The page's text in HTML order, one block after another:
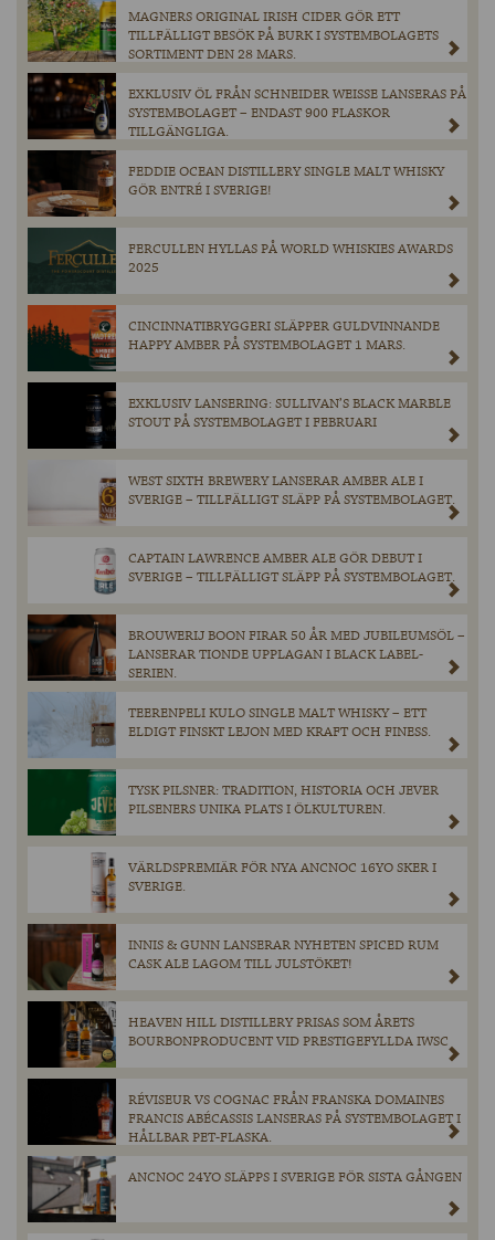
MAGNERS ORIGINAL IRISH CIDER GÖR ETT
TILLFÄLLIGT BESÖK PÅ BURK I SYSTEMBOLAGETS
SORTIMENT DEN 28 MARS.
EXKLUSIV ÖL FRÅN SCHNEIDER WEISSE LANSERAS PÅ
SYSTEMBOLAGET – ENDAST 900 FLASKOR
TILLGÄNGLIGA.
FEDDIE OCEAN DISTILLERY SINGLE MALT WHISKY
GÖR ENTRÉ I SVERIGE!
FERCULLEN HYLLAS PÅ WORLD WHISKIES AWARDS
2025
CINCINNATIBRYGGERI SLÄPPER GULDVINNANDE
HAPPY AMBER PÅ SYSTEMBOLAGET 1 MARS.
EXKLUSIV LANSERING: SULLIVAN’S BLACK MARBLE
STOUT PÅ SYSTEMBOLAGET I FEBRUARI
WEST SIXTH BREWERY LANSERAR AMBER ALE I
SVERIGE – TILLFÄLLIGT SLÄPP PÅ SYSTEMBOLAGET.
CAPTAIN LAWRENCE AMBER ALE GÖR DEBUT I
SVERIGE – TILLFÄLLIGT SLÄPP PÅ SYSTEMBOLAGET.
BROUWERIJ BOON FIRAR 50 ÅR MED JUBILEUMSÖL –
LANSERAR TIONDE UPPLAGAN I BLACK LABEL-
SERIEN.
TEERENPELI KULO SINGLE MALT WHISKY – ETT
ELDIGT FINSKT LEJON MED KRAFT OCH FINESS.
TYSK PILSNER: TRADITION, HISTORIA OCH JEVER
PILSENERS UNIKA PLATS I ÖLKULTUREN.
VÄRLDSPREMIÄR FÖR NYA ANCNOC 16YO SKER I
SVERIGE.
INNIS & GUNN LANSERAR NYHETEN SPICED RUM
CASK ALE LAGOM TILL JULSTÖKET!
HEAVEN HILL DISTILLERY PRISAS SOM ÅRETS
BOURBONPRODUCENT VID PRESTIGEFYLLDA IWSC
RÉVISEUR VS COGNAC FRÅN FRANSKA DOMAINES
FRANCIS ABÉCASSIS LANSERAS PÅ SYSTEMBOLAGET I
HÅLLBAR PET-FLASKA.
ANCNOC 24YO SLÄPPS I SVERIGE FÖR SISTA GÅNGEN